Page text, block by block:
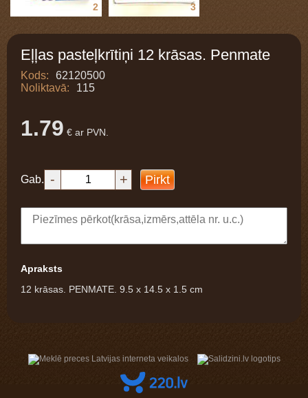
2 3
Eļļas pasteļkrītiņi 12 krāsas. Penmate
Kods:
62120500
Noliktavā:
115
1.79 € ar PVN.
Gab. - + Pirkt
Apraksts
12 krāsas. PENMATE. 9.5 x 14.5 x 1.5 cm